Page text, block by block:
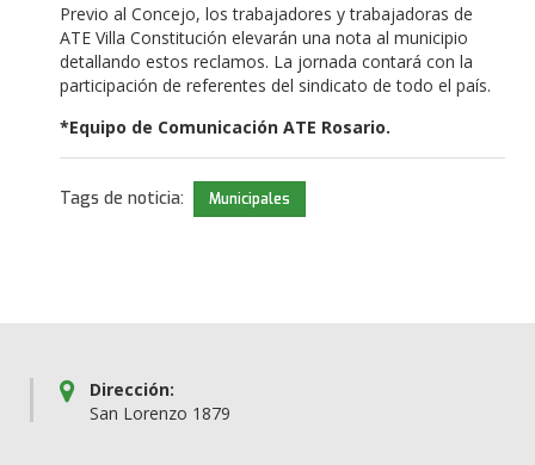
Previo al Concejo, los trabajadores y trabajadoras de
ATE Villa Constitución elevarán una nota al municipio
detallando estos reclamos. La jornada contará con la
participación de referentes del sindicato de todo el país.
*Equipo de Comunicación ATE Rosario.
Tags de noticia: Municipales
Dirección:
San Lorenzo 1879